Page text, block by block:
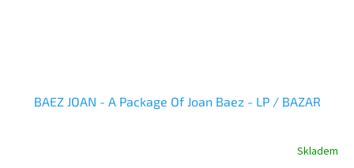
BAEZ JOAN - A Package Of Joan Baez - LP / BAZAR
Skladem